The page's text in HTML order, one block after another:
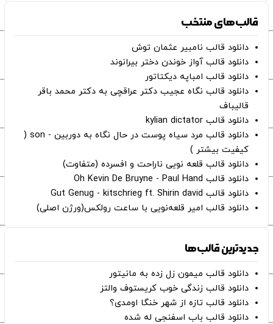
قالب‌های منتخب
دانلود قالب نامبیر عثمان ‌توش
دانلود قالب آواز خوندن دختر بیرانوند
دانلود قالب امباپه دیکتاتور
دانلود قالب نگاه عجیب دکتر عراقچی به دکتر محمد باقر
قالیباف
دانلود قالب kylian dictator
دانلود قالب مرد سیاه پوست در حال نگاه به دوربین - son (
کیفیت بیشتر )
دانلود قالب قلعه نویی ناراحت و افسرده (متفاوت)
دانلود قالب Oh Kevin De Bruyne - Paul Hand
دانلود قالب Gut Genug - kitschrieg ft. Shirin david
دانلود قالب امیر قلعه‌نویی با ساعت رولکس(ورژن اصلی)
جدیدترین قالب‌ها
دانلود قالب میمون زل زده به مانیتور
دانلود قالب زندگی خوب کریستوف والتز
دانلود قالب تازه از شهر خنگا اومدی؟
دانلود قالب باب اسفنجی له شده